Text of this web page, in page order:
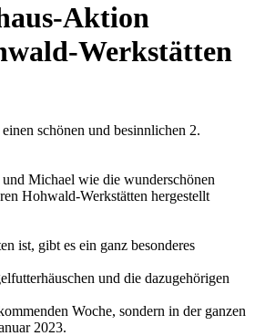
Aktion
Werkstätten
schönen und besinnlichen 2.
Michael wie die wunderschönen
Hohwald-Werkstätten hergestellt
ist, gibt es ein ganz besonderes
und die dazugehörigen
Woche, sondern in der ganzen
2023.